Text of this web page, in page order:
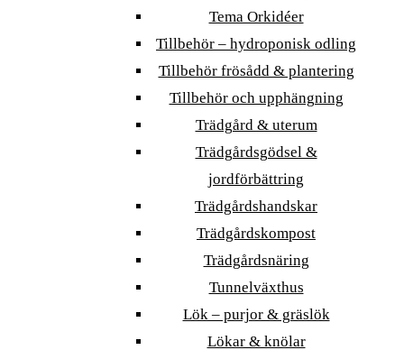
Tema Orkidéer
Tillbehör – hydroponisk odling
Tillbehör frösådd & plantering
Tillbehör och upphängning
Trädgård & uterum
Trädgårdsgödsel &
jordförbättring
Trädgårdshandskar
Trädgårdskompost
Trädgårdsnäring
Tunnelväxthus
Lök – purjor & gräslök
Lökar & knölar